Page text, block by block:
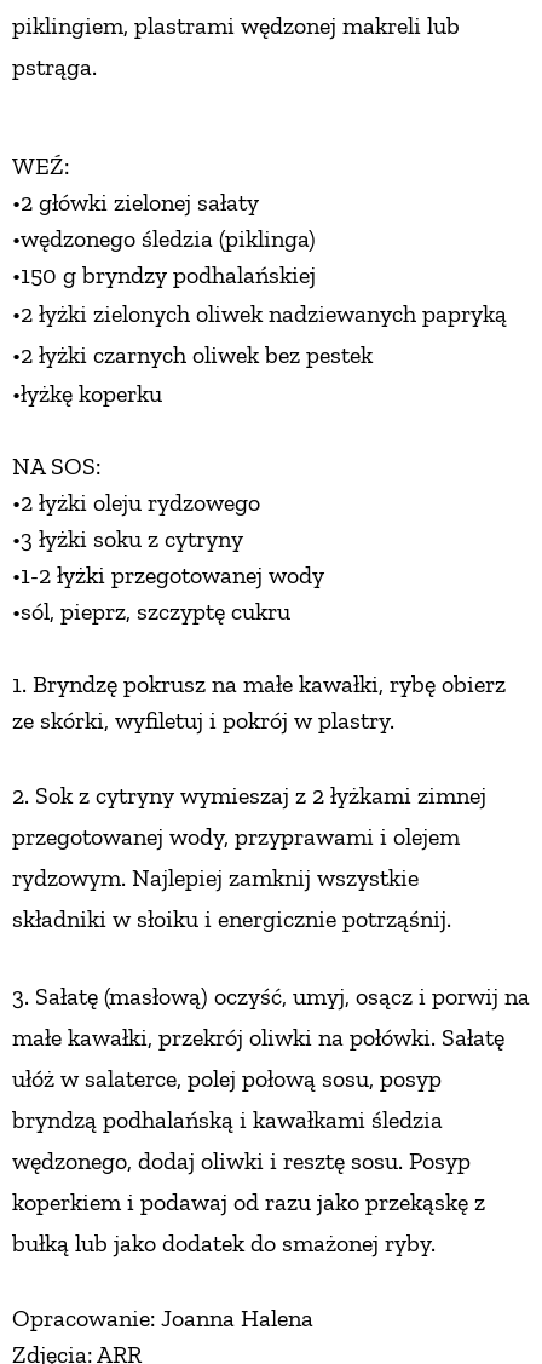
piklingiem, plastrami wędzonej makreli lub
pstrąga.
WEŹ:
•2 główki zielonej sałaty
•wędzonego śledzia (piklinga)
•150 g bryndzy podhalańskiej
•2 łyżki zielonych oliwek nadziewanych papryką
•2 łyżki czarnych oliwek bez pestek
•łyżkę koperku
NA SOS:
•2 łyżki oleju rydzowego
•3 łyżki soku z cytryny
•1-2 łyżki przegotowanej wody
•sól, pieprz, szczyptę cukru
1. Bryndzę pokrusz na małe kawałki, rybę obierz
ze skórki, wyfiletuj i pokrój w plastry.
2. Sok z cytryny wymieszaj z 2 łyżkami zimnej
przegotowanej wody, przyprawami i olejem
rydzowym. Najlepiej zamknij wszystkie
składniki w słoiku i energicznie potrząśnij.
3. Sałatę (masłową) oczyść, umyj, osącz i porwij na
małe kawałki, przekrój oliwki na połówki. Sałatę
ułóż w salaterce, polej połową sosu, posyp
bryndzą podhalańską i kawałkami śledzia
wędzonego, dodaj oliwki i resztę sosu. Posyp
koperkiem i podawaj od razu jako przekąskę z
bułką lub jako dodatek do smażonej ryby.
Opracowanie: Joanna Halena
Zdjęcia: ARR
RĘKODZIEŁO
ZRÓB TO SAM
PRZEPISY
DANIA GŁÓWNE
CIASTA I DESERY
DODATKI
INNE